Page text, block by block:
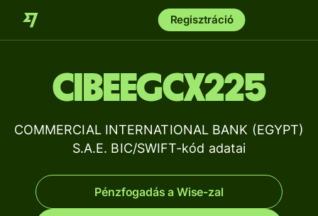
Regisztráció
CIBEEGCX225
COMMERCIAL INTERNATIONAL BANK (EGYPT)
S.A.E. BIC/SWIFT-kód adatai
Pénzfogadás a Wise-zal